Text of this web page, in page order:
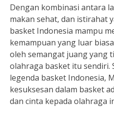
Dengan kombinasi antara
makan sehat, dan istirahat
basket Indonesia mampu
kemampuan yang luar
oleh semangat juang yang
olahraga basket itu sendiri.
legenda basket Indonesia,
kesuksesan dalam basket
dan cinta kepada olahraga